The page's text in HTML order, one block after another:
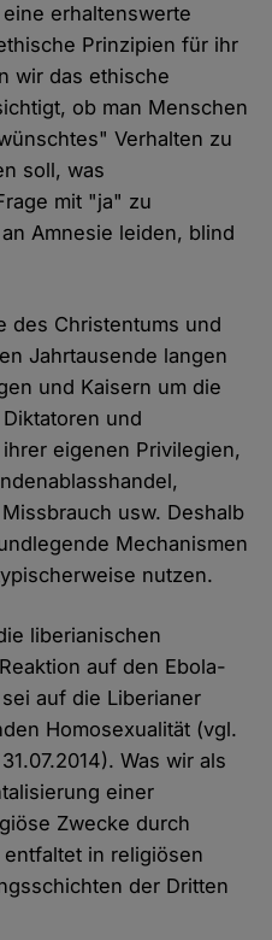
erhaltenswerte
Prinzipien für ihr
wir das ethische
ob man Menschen
Verhalten zu
soll, was
mit "ja" zu
Amnesie leiden, blind
des Christentums und
Jahrtausende langen
und Kaisern um die
und
eigenen Privilegien,
usw. Deshalb
Mechanismen
nutzen.
liberianischen
auf den Ebola-
auf die Liberianer
Homosexualität (vgl.
Was wir als
einer
Zwecke durch
in religiösen
der Dritten